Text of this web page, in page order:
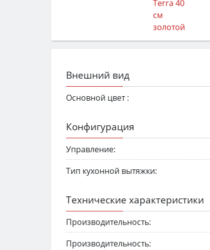
Внешний вид
Основной цвет :
Конфигурация
Управление:
Тип кухонной вытяжки:
Технические характеристики
Производительность:
Производительность: